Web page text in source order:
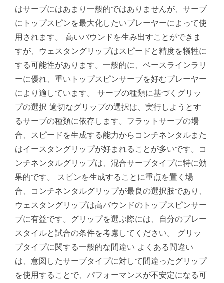
はサーブにはあまり一般的ではありませんが、サーブ
にトップスピンを最大化したいプレーヤーによって使
用されます。 高いバウンドを生み出すことができま
すが、ウェスタングリップはスピードと精度を犠牲に
する可能性があります。一般的に、ベースラインラリ
ーに優れ、重いトップスピンサーブを好むプレーヤー
により適しています。 サーブの種類に基づくグリッ
プの選択 適切なグリップの選択は、実行しようとす
るサーブの種類に依存します。フラットサーブの場
合、スピードを生成する能力からコンチネンタルまた
はイースタングリップが好まれることが多いです。コ
ンチネンタルグリップは、混合サーブタイプに特に効
果的です。 スピンを生成することに重点を置く場
合、コンチネンタルグリップが最良の選択肢であり、
ウェスタングリップは高バウンドのトップスピンサー
ブに有益です。グリップを選ぶ際には、自分のプレー
スタイルと試合の条件を考慮してください。 グリッ
プタイプに関する一般的な間違い よくある間違い
は、意図したサーブタイプに対して間違ったグリップ
を使用することで、パフォーマンスが不安定になる可